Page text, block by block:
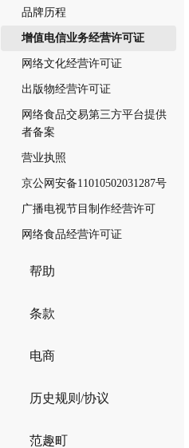
品牌历程
增值电信业务经营许可证
网络文化经营许可证
出版物经营许可证
网络食品交易第三方平台提供
者备案
营业执照
京公网安备11010502031287号
广播电视节目制作经营许可
网络食品经营许可证
帮助
条款
电商
历史规则/协议
范趣町